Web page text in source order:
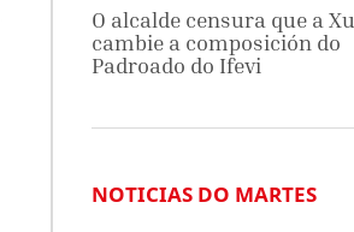
O alcalde censura que a
cambie a composición do
Padroado do Ifevi
NOTICIAS DO MARTES